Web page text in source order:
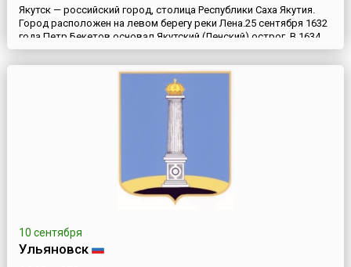
Якутск — российский город, столица Республики Саха Якутия.
Город расположен на левом берегу реки Лена.25 сентября 1632
года Петр Бекетов основал Якутский (Ленский) острог. В 1634
году город отразил осаду якутских князей. В 1638 году острог
стал центром Якутского уезда. В 1643 году Ленский острог
перенесли на новое место, на левый берег, в долину Туймаада,
центр поселений якутов близ озера ...
10 сентября
Ульяновск